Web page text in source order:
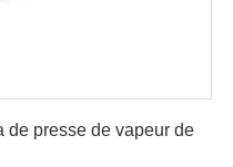
de presse de vapeur de